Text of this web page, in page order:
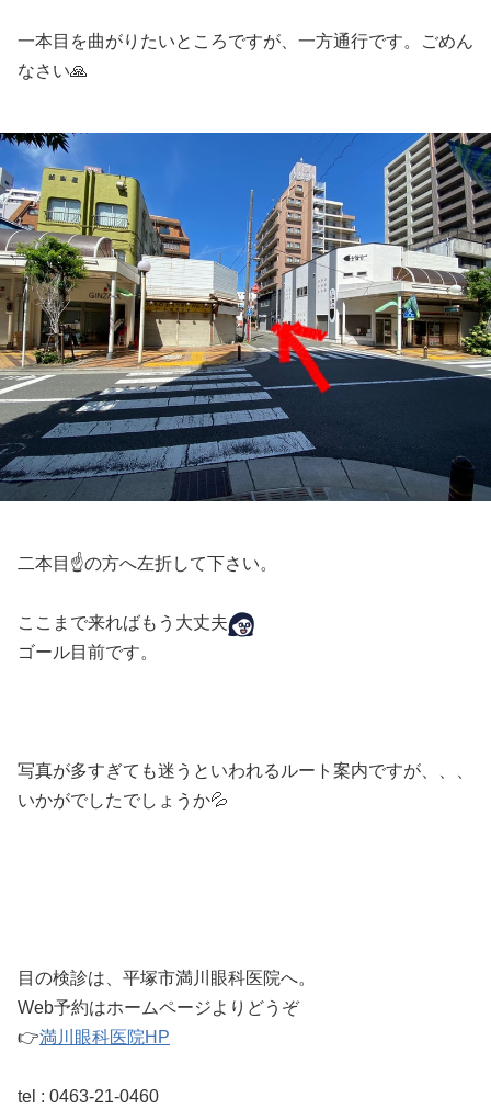
一本目を曲がりたいところですが、一方通行です。ごめん
なさい🙏
二本目☝️の方へ左折して下さい。
ここまで来ればもう大丈夫
ゴール目前です。
写真が多すぎても迷うといわれるルート案内ですが、、、
いかがでしたでしょうか💦
目の検診は、平塚市満川眼科医院へ。
Web予約はホームページよりどうぞ
👉満川眼科医院HP
tel : 0463-21-0460